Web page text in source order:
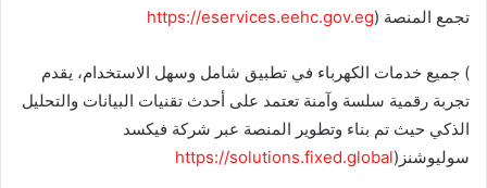
تجمع المنصة (https://eservices.eehc.gov.eg
) جميع خدمات الكهرباء في تطبيق شامل وسهل الاستخدام، يقدم
تجربة رقمية سلسة وآمنة تعتمد على أحدث تقنيات البيانات والتحليل
الذكي حيث تم بناء وتطوير المنصة عبر شركة فيكسد
سوليوشنز(https://solutions.fixed.global